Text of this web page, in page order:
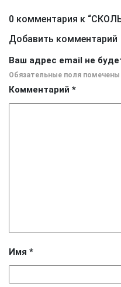
0 комментария к “
Добавить комментарий
Ваш адрес email не
Обязательные поля помечены
Комментарий *
Имя *